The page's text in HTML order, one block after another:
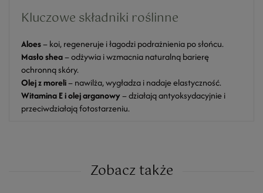
Kluczowe składniki roślinne
Aloes– koi, regeneruje i łagodzi podrażnienia po słońcu.
Masło shea– odżywia i wzmacnia naturalną barierę
ochronną skóry.
Olej z moreli– nawilża, wygładza i nadaje elastyczność.
Witamina E i olej arganowy– działają antyoksydacyjnie i
przeciwdziałają fotostarzeniu.
Zobacz także